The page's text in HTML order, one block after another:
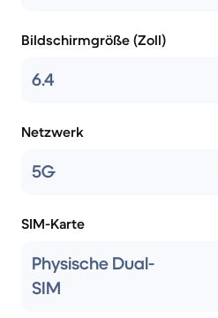
Bildschirmgröße (Zoll)
6.4
Netzwerk
5G
SIM-Karte
Physische Dual-
SIM